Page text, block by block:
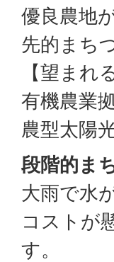
優良農地
先的まち
【望まれ
有機農業
農型太陽
段階的ま
大雨で水
コストが
す。